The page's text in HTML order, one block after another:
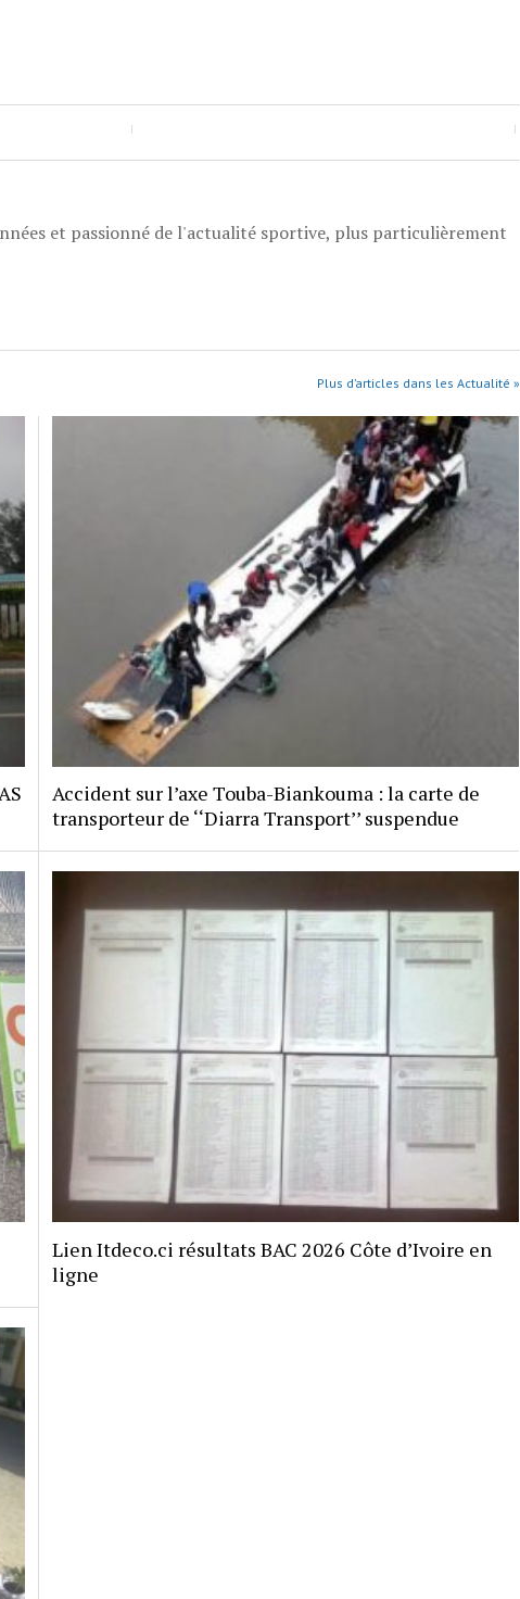
et passionné de l'actualité sportive, plus particulièrement
Plus d’articles dans les Actualité »
Accident sur l’axe Touba-Biankouma : la carte de
transporteur de ‘‘Diarra Transport’’ suspendue
Lien Itdeco.ci résultats BAC 2026 Côte d’Ivoire en
ligne